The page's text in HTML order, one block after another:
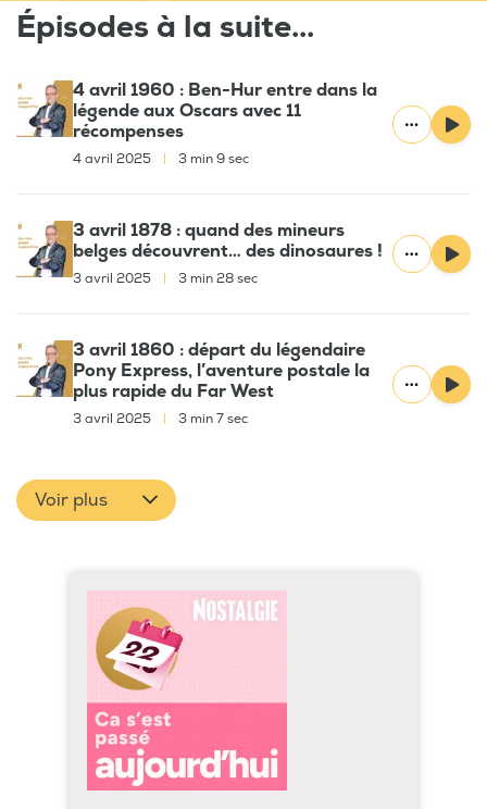
Épisodes à la suite...
4 avril 1960 : Ben-Hur entre dans la
légende aux Oscars avec 11
récompenses
4 avril 2025 3 min 9 sec
3 avril 1878 : quand des mineurs
belges découvrent… des dinosaures !
3 avril 2025 3 min 28 sec
3 avril 1860 : départ du légendaire
Pony Express, l’aventure postale la
plus rapide du Far West
3 avril 2025 3 min 7 sec
Voir plus